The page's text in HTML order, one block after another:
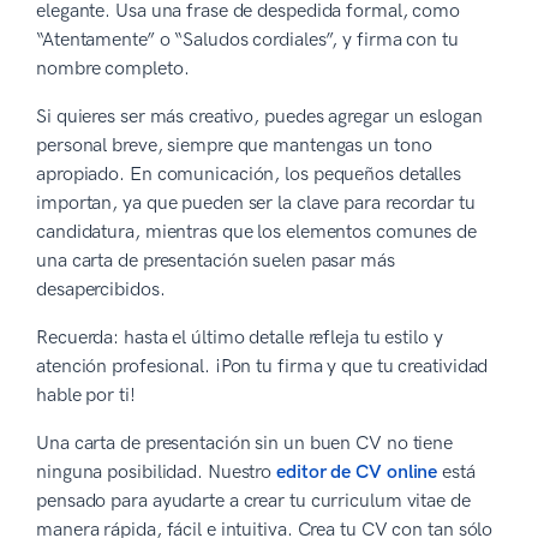
elegante. Usa una frase de despedida formal, como
“Atentamente” o “Saludos cordiales”, y firma con tu
nombre completo.
Si quieres ser más creativo, puedes agregar un eslogan
personal breve, siempre que mantengas un tono
apropiado. En comunicación, los pequeños detalles
importan, ya que pueden ser la clave para recordar tu
candidatura, mientras que los elementos comunes de
una carta de presentación suelen pasar más
desapercibidos.
Recuerda: hasta el último detalle refleja tu estilo y
atención profesional. ¡Pon tu firma y que tu creatividad
hable por ti!
Una carta de presentación sin un buen CV no tiene
ninguna posibilidad. Nuestroeditor de CV online está
pensado para ayudarte a crear tu curriculum vitae de
manera rápida, fácil e intuitiva. Crea tu CV con tan sólo